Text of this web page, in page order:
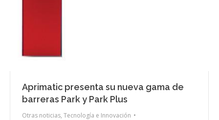
Aprimatic presenta su nueva gama de
barreras Park y Park Plus
Otras noticias, Tecnología e Innovación